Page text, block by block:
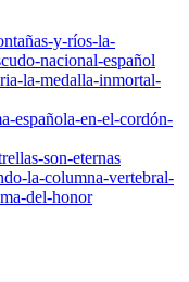
y-ríos-la-
nacional-español
la-medalla-inmortal-
española-en-el-cordón-
son-eternas
la-columna-vertebral-
del-honor